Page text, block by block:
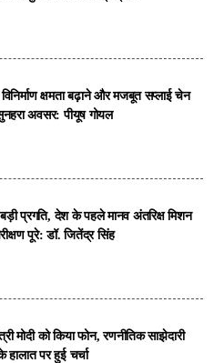
क्षमता बढ़ाने और मजबूत सप्लाई चेन
अवसर: पीयूष गोयल
प्रगति, देश के पहले मानव अंतरिक्ष मिशन
पूरे: डॉ. जितेंद्र सिंह
मोदी को क‍िया फोन, रणनीतिक साझेदारी
हालात पर हुई चर्चा